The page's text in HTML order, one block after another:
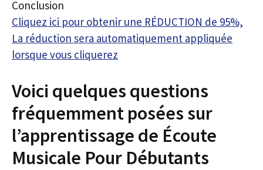
Conclusion
Cliquez ici pour obtenir une RÉDUCTION de 95%,
La réduction sera automatiquement appliquée
lorsque vous cliquerez
Voici quelques questions
fréquemment posées sur
l’apprentissage de Écoute
Musicale Pour Débutants